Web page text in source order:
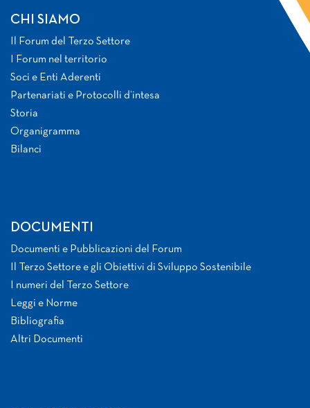
CHI SIAMO
Il Forum del Terzo Settore
I Forum nel territorio
Soci e Enti Aderenti
Partenariati e Protocolli d’intesa
Storia
Organigramma
Bilanci
DOCUMENTI
Documenti e Pubblicazioni del Forum
Il Terzo Settore e gli Obiettivi di Sviluppo Sostenibile
I numeri del Terzo Settore
Leggi e Norme
Bibliografia
Altri Documenti